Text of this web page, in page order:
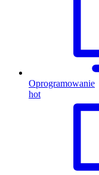
Oprogramowanie
hot